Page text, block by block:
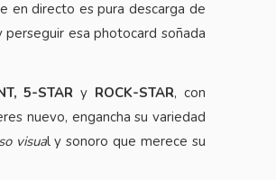
en directo es pura descarga de
esa photocard soñada
5-STAR y ROCK-STAR, con
nuevo, engancha su variedad
visual y sonoro que merece su